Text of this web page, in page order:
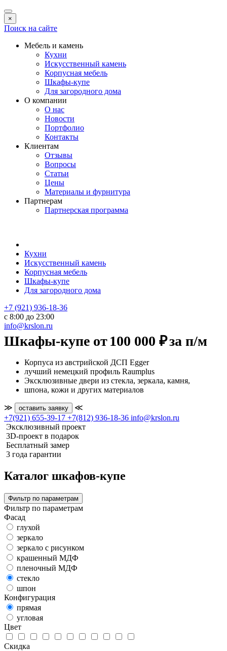
×
Поиск на сайте
Мебель и камень
Кухни
Искусственный камень
Корпусная мебель
Шкафы-купе
Для загородного дома
О компании
О нас
Новости
Портфолио
Контакты
Клиентам
Отзывы
Вопросы
Статьи
Цены
Материалы и фурнитура
Партнерам
Партнерская программа
Кухни
Искусственный камень
Корпусная мебель
Шкафы-купе
Для загородного дома
+7 (921) 936-18-36
с 8:00 до 23:00
info@krslon.ru
Шкафы-купе от100 000 ₽за п/м
Корпуса из австрийской ДСП Egger
лучший немецкий профиль Raumplus
Эксклюзивные двери из стекла, зеркала, камня,
шпона, кожи и других материалов
≫ оставить заявку
≪
+7(921) 655-39-17 +7(812) 936-18-36 info@krslon.ru
Эксклюзивный проект
3D-проект в подарок
Бесплатный замер
3 года гарантии
Каталог шкафов-купе
Фильтр по параметрам
Фильтр по параметрам
Фасад
глухой
зеркало
зеркало с рисунком
крашенный МДФ
пленочный МДФ
стекло
шпон
Конфигурация
прямая
угловая
Цвет
Скидка